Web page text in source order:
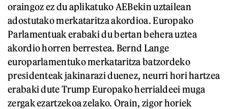
oraingoz ez du aplikatuko AEBekin uztailean
adostutako merkataritza akordioa. Europako
Parlamentuak erabaki du bertan behera uztea
akordio horren berrestea. Bernd Lange
europarlamentuko merkataritza batzordeko
presidenteak jakinarazi duenez, neurri hori hartzea
erabaki dute Trump Europako herrialdeei muga
zergak ezartzekoa zelako. Orain, zigor horiek